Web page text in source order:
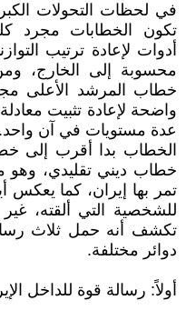
في لحظات التحولات
تكون الخطابات مجرد
أدوات لإعادة ترتيب
محسوبة إلى الخارج،
خطاب المرشد الأعلى
واضحة لإعادة تثبيت
عدة مستويات في آن واحد.
الخطاب بدا أقرب إلى
خطاب ديني تقليدي، وهو
تمر بها إيران، كما يعكس
للشخصية التي ألقته، غير
تكشف أنه حمل ثلاث
دوائر مختلفة.
أولاً: رسالة قوة للداخل